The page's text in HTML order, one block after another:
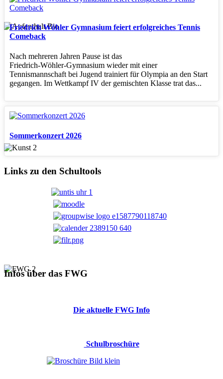
Friedrich Wöhler Gymnasium feiert erfolgreiches Tennis
Comeback
Nach mehreren Jahren Pause ist das
Friedrich‑Wöhler‑Gymnasium wieder mit einer
Tennismannschaft bei Jugend trainiert für Olympia an den Start
gegangen. Im Wettkampf IV der gemischten Klasse trat das...
Sommerkonzert 2026
Links zu den Schultools
Infos über das FWG
Die aktuelle FWG Info
Schulbroschüre